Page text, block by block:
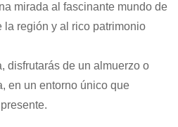
mirada al fascinante mundo de
la región y al rico patrimonio
disfrutarás de un almuerzo o
en un entorno único que